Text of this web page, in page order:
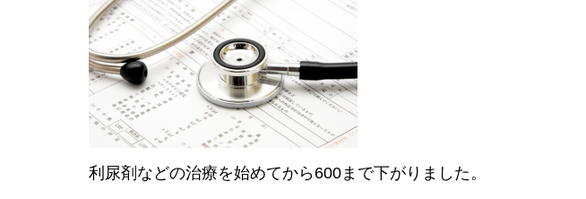
利尿剤などの治療を始めてから600まで下がりました。